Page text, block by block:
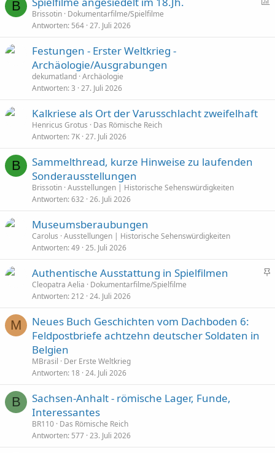
B
Brissotin Dokumentarfilme/Spielfilme
Antworten 564 27. Juli 2026
Festungen - Erster Weltkrieg -
Archäologie/Ausgrabungen
dekumatland Archäologie
Antworten 3 27. Juli 2026
Kalkriese als Ort der Varusschlacht zweifelhaft
Henricus Grotus
Das Römische Reich
Antworten 7K 27. Juli 2026
B
Sammelthread, kurze Hinweise zu laufenden
Sonderausstellungen
Brissotin Ausstellungen | Historische Sehenswürdigkeiten
Antworten 632 26. Juli 2026
Museumsberaubungen
Carolus Ausstellungen | Historische Sehenswürdigkeiten
Antworten 49 25. Juli 2026
A
Authentische Ausstattung in Spielfilmen
Cleopatra Aelia
Dokumentarfilme/Spielfilme
Antworten 212 24. Juli 2026
M
Neues Buch Geschichten vom Dachboden 6:
Feldpostbriefe achtzehn deutscher Soldaten in
Belgien
MBrasil
Der Erste Weltkrieg
Antworten 18 24. Juli 2026
B
Sachsen-Anhalt - römische Lager, Funde,
Interessantes
BR110 Das Römische Reich
Antworten 577 23. Juli 2026